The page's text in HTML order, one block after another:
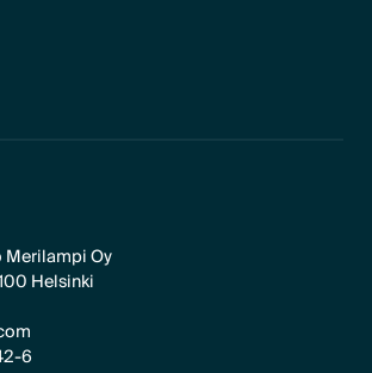
Oy
Helsinki
6